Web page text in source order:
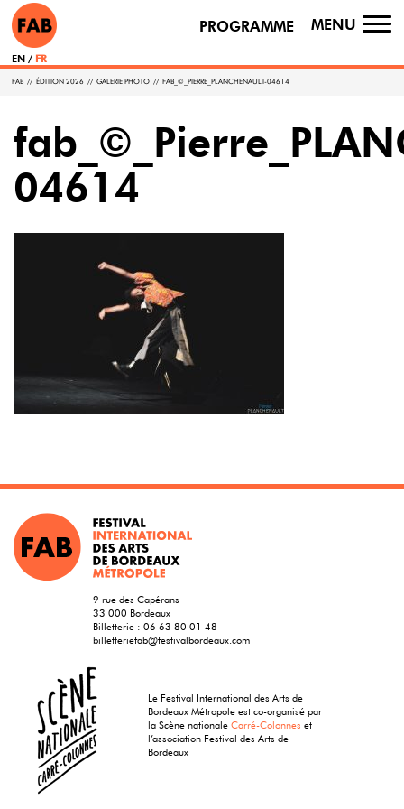
PROGRAMME MENU
EN FR
FAB // ÉDITION 2026 // GALERIE PHOTO // FAB_©_PIERRE_PLANCHENAULT-04614
04614
9 rue des Capérans
33 000 Bordeaux
Billetterie : 06 63 80 01 48
billetteriefab@festivalbordeaux.com
Le Festival International des Arts de
Bordeaux Métropole est co-organisé par
la Scène nationaleCarré-Colonnes et
l’association Festival des Arts de
Bordeaux